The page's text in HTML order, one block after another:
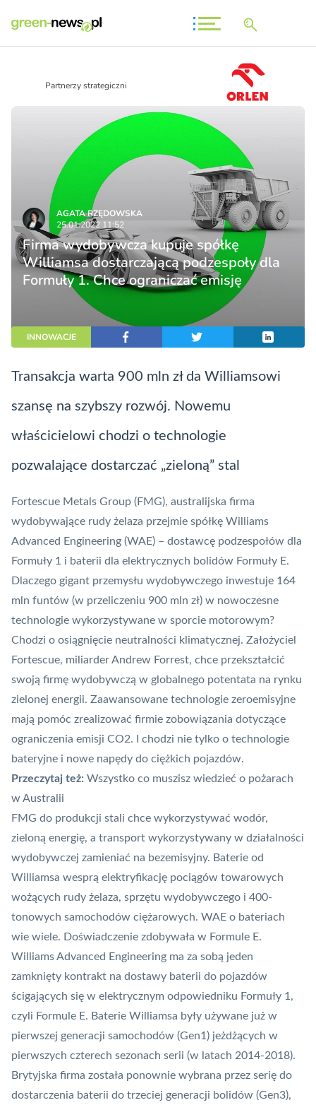
Partnerzy strategiczni
AGATA RZĘDOWSKA
25.01.2022 11:52
Firma wydobywcza kupuje spółkę
Williamsa dostarczającą podzespoły dla
Formuły 1. Chce ograniczać emisję
INNOWACJE
Transakcja warta 900 mln zł da Williamsowi
szansę na szybszy rozwój. Nowemu
właścicielowi chodzi o technologie
pozwalające dostarczać „zieloną” stal
Fortescue Metals Group (FMG), australijska firma
wydobywające rudy żelaza przejmie spółkę Williams
Advanced Engineering (WAE) – dostawcę podzespołów dla
Formuły 1 i baterii dla elektrycznych bolidów Formuły E.
Dlaczego gigant przemysłu wydobywczego inwestuje 164
mln funtów (w przeliczeniu 900 mln zł) w nowoczesne
technologie wykorzystywane w sporcie motorowym?
Chodzi o osiągnięcie neutralności klimatycznej. Założyciel
Fortescue, miliarder Andrew Forrest, chce przekształcić
swoją firmę wydobywczą w globalnego potentata na rynku
zielonej energii. Zaawansowane technologie zeroemisyjne
mają pomóc zrealizować firmie zobowiązania dotyczące
ograniczenia emisji CO2. I chodzi nie tylko o technologie
bateryjne i nowe napędy do ciężkich pojazdów.
Przeczytaj też: Wszystko co muszisz wiedzieć o pożarach
w Australii
FMG do produkcji stali chce wykorzystywać wodór,
zieloną energię, a transport wykorzystywany w działalności
wydobywczej zamieniać na bezemisyjny. Baterie od
Williamsa wesprą elektryfikację pociągów towarowych
wożących rudy żelaza, sprzętu wydobywczego i 400-
tonowych samochodów ciężarowych. WAE o bateriach
wie wiele. Doświadczenie zdobywała w Formule E.
Williams Advanced Engineering ma za sobą jeden
zamknięty kontrakt na dostawy baterii do pojazdów
ścigających się w elektrycznym odpowiedniku Formuły 1,
czyli Formule E. Baterie Williamsa były używane już w
pierwszej generacji samochodów (Gen1) jeżdżących w
pierwszych czterech sezonach serii (w latach 2014-2018).
Brytyjska firma została ponownie wybrana przez serię do
dostarczenia baterii do trzeciej generacji bolidów (Gen3),